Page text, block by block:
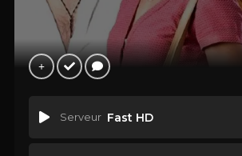
Serveur Fast HD